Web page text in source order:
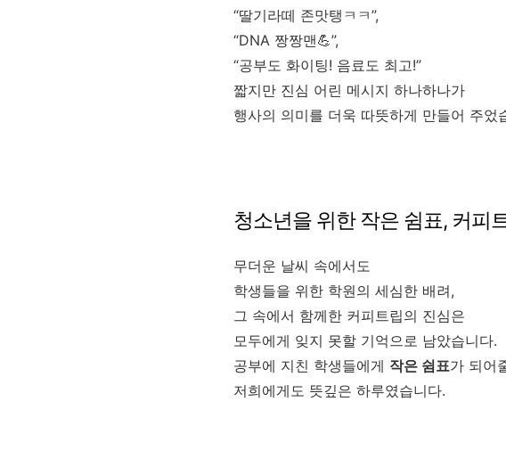
“딸기라떼 존맛탱ㅋㅋ”,
“DNA 짱짱맨💪”,
“공부도 화이팅! 음료도 최고!”
짧지만 진심 어린 메시지 하나하나가
행사의 의미를 더욱 따뜻하게 만들어 주었
청소년을 위한 작은 쉼표, 커피
무더운 날씨 속에서도
학생들을 위한 학원의 세심한 배려,
그 속에서 함께한 커피트립의 진심은
모두에게 잊지 못할 기억으로 남았습니다.
공부에 지친 학생들에게 작은 쉼표가 되어
저희에게도 뜻깊은 하루였습니다.